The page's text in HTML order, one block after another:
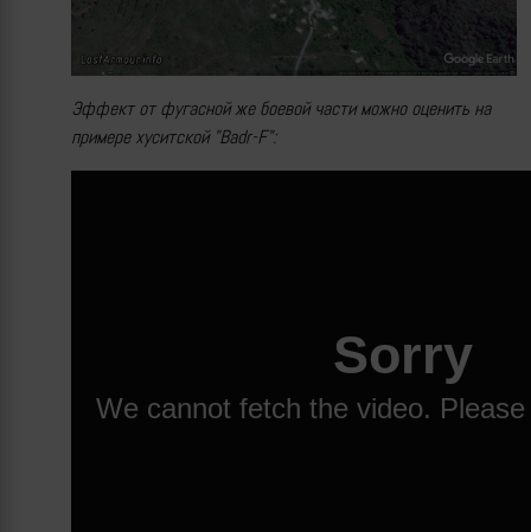
Эффект от фугасной же боевой части можно оценить на
примере хуситской "Badr-F":